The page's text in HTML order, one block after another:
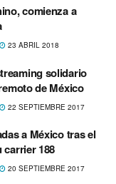
comienza a
23 ABRIL 2018
solidario
de México
22 SEPTIEMBRE 2017
a México tras el
carrier 188
20 SEPTIEMBRE 2017